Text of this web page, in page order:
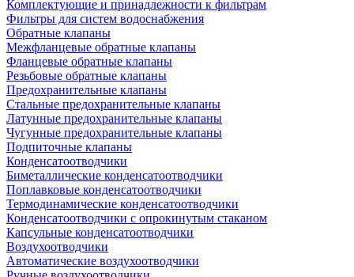
Комплектующие и принадлежности к фильтрам
Фильтры для систем водоснабжения
Обратные клапаны
Межфланцевые обратные клапаны
Фланцевые обратные клапаны
Резьбовые обратные клапаны
Предохранительные клапаны
Стальные предохранительные клапаны
Латунные предохранительные клапаны
Чугунные предохранительные клапаны
Подпиточные клапаны
Конденсатоотводчики
Биметаллические конденсатоотводчики
Поплавковые конденсатоотводчики
Термодинамические конденсатоотводчики
Конденсатоотводчики с опрокинутым стаканом
Капсульные конденсатоотводчики
Воздухоотводчики
Автоматические воздухоотводчики